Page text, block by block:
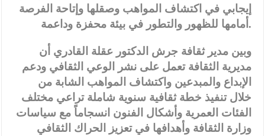
إيجابي في اكتشاف المواهب وصقلها وإتاحة الفرصة
أمامها للظهور والتطور في بيئة محفزة وداعمة.
وبين مدير ثقافة جرش الدكتور عقلة القادري أن
مديرية الثقافة تعمل على نشر الوعي الثقافي ودعم
الإبداع والمبدعين واكتشاف المواهب الشابة من
خلال تنفيذ خطة ثقافية سنوية شاملة تراعي مختلف
الفئات العمرية وأشكال الفنون انسجاماً مع سياسات
وزارة الثقافة وأهدافها في تعزيز الحراك الثقافي